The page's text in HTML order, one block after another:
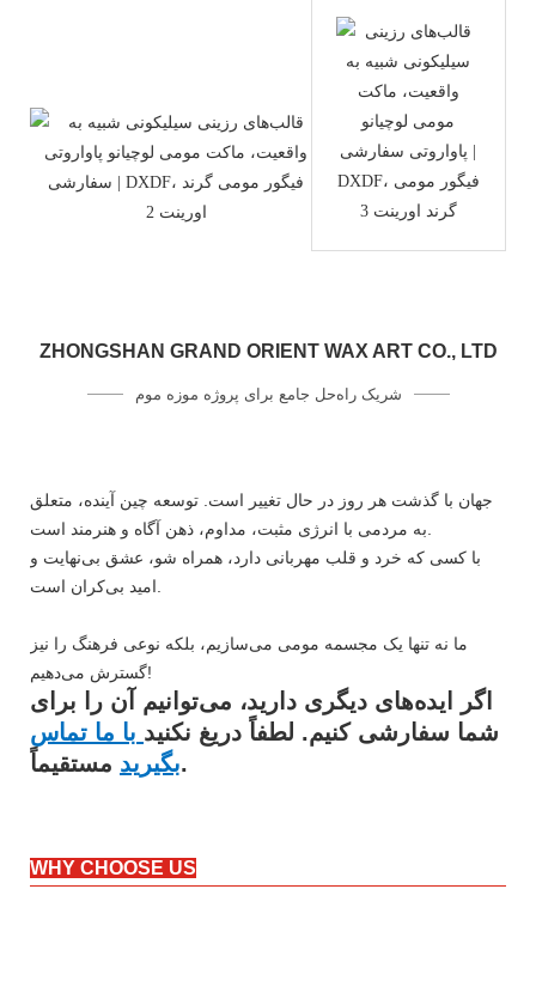
ZHONGSHAN GRAND ORIENT WAX ART CO., LTD
شریک راه‌حل جامع برای پروژه موزه موم
جهان با گذشت هر روز در حال تغییر است. توسعه چین آینده، متعلق
با کسی که خرد و قلب مهربانی دارد، همراه شو، عشق بی‌نهایت و
ما نه تنها یک مجسمه مومی می‌سازیم، بلکه نوعی فرهنگ را نیز
گسترش می‌دهیم!
اگر ایده‌های دیگری دارید، می‌توانیم آن را برای
شما سفارشی کنیم. لطفاً دریغ نکنید با ما تماس
بگیریدمستقیماً.
WHY CHOOSE US